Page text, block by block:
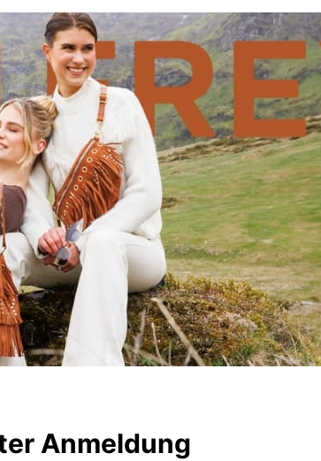
Anmeldung